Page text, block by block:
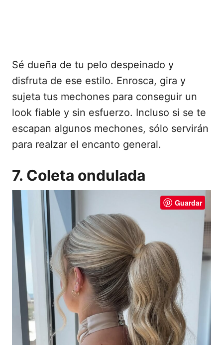
Sé dueña de tu pelo despeinado y
disfruta de ese estilo. Enrosca, gira y
sujeta tus mechones para conseguir un
look fiable y sin esfuerzo. Incluso si se te
escapan algunos mechones, sólo servirán
para realzar el encanto general.
7. Coleta ondulada
Guardar